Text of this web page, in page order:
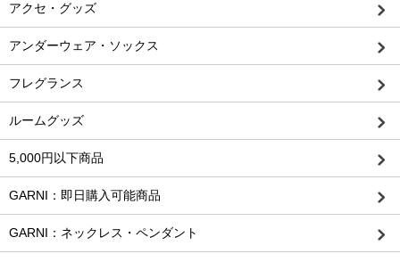
アクセ・グッズ
アンダーウェア・ソックス
フレグランス
ルームグッズ
5,000円以下商品
GARNI：即日購入可能商品
GARNI：ネックレス・ペンダント